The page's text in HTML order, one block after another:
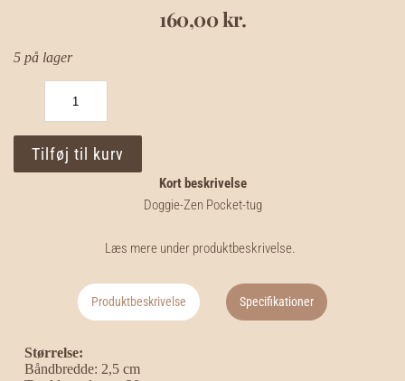
160,00kr.
5 på lager
Pocket-
tug
-
trækkelegtøj
Badger)
antal
Tilføj til kurv
Kort beskrivelse
Doggie-Zen Pocket-tug
Læs mere under produktbeskrivelse.
Produktbeskrivelse Specifikationer
Størrelse:
Båndbredde: 2,5 cm